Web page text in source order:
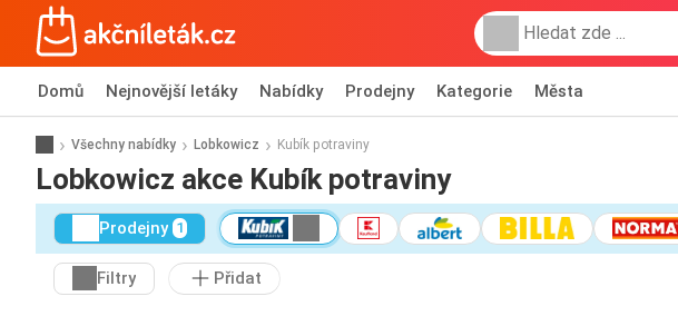
Domů Nejnovější letáky Nabídky Prodejny Kategorie Města
Všechny nabídky Lobkowicz Kubík potraviny
Lobkowicz akce Kubík potraviny
Prodejny 1
Filtry Přidat